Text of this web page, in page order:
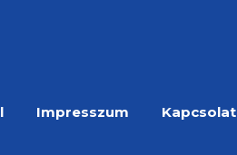
Impresszum Kapcsolat